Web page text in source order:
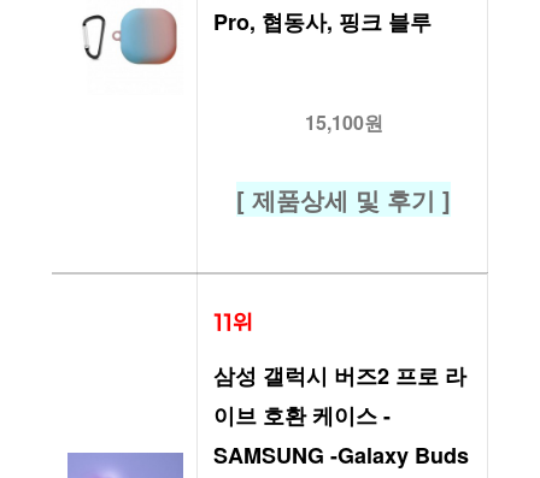
Pro, 협동사, 핑크 블루
15,100원
[ 제품상세 및 후기 ]
11위
삼성 갤럭시 버즈2 프로 라
이브 호환 케이스 -
SAMSUNG -Galaxy Buds